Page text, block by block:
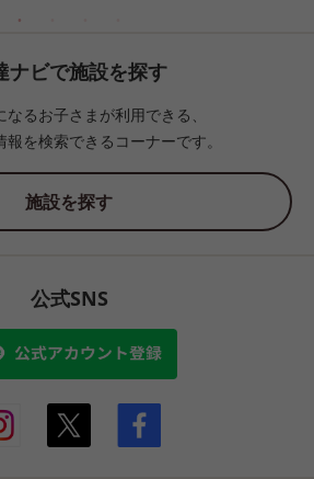
ナビで施設を探す
るお子さまが利用できる、
を検索できるコーナーです。
施設を探す
公式SNS